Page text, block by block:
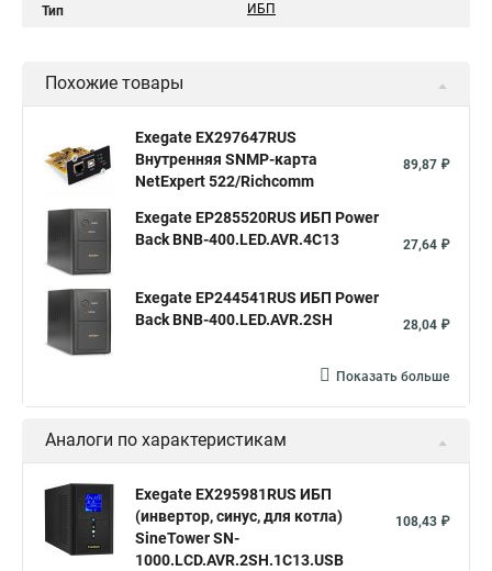
Тип ИБП
Похожие товары
Exegate EX297647RUS
Внутренняя SNMP-карта
NetExpert 522/Richcomm
89,87 ₽
Exegate EP285520RUS ИБП Power
Back BNB-400.LED.AVR.4C13
27,64 ₽
Exegate EP244541RUS ИБП Power
Back BNB-400.LED.AVR.2SH
28,04 ₽
Показать больше
Аналоги по характеристикам
Exegate EX295981RUS ИБП
(инвертор, синус, для котла)
SineTower SN-
1000.LCD.AVR.2SH.1C13.USB
108,43 ₽